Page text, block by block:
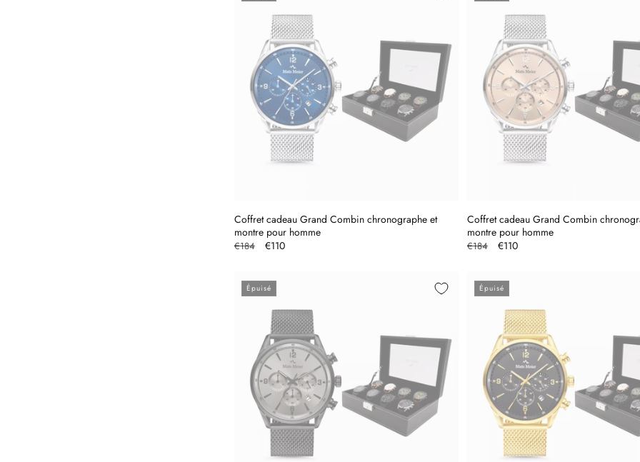
Coffret cadeau Grand Combin chronographe et
montre pour homme
Prix
€184
Prix
€110
Coffret cadeau Grand Combin
montre pour homme
Prix
€184
Prix
€110
Épuisé Épuisé